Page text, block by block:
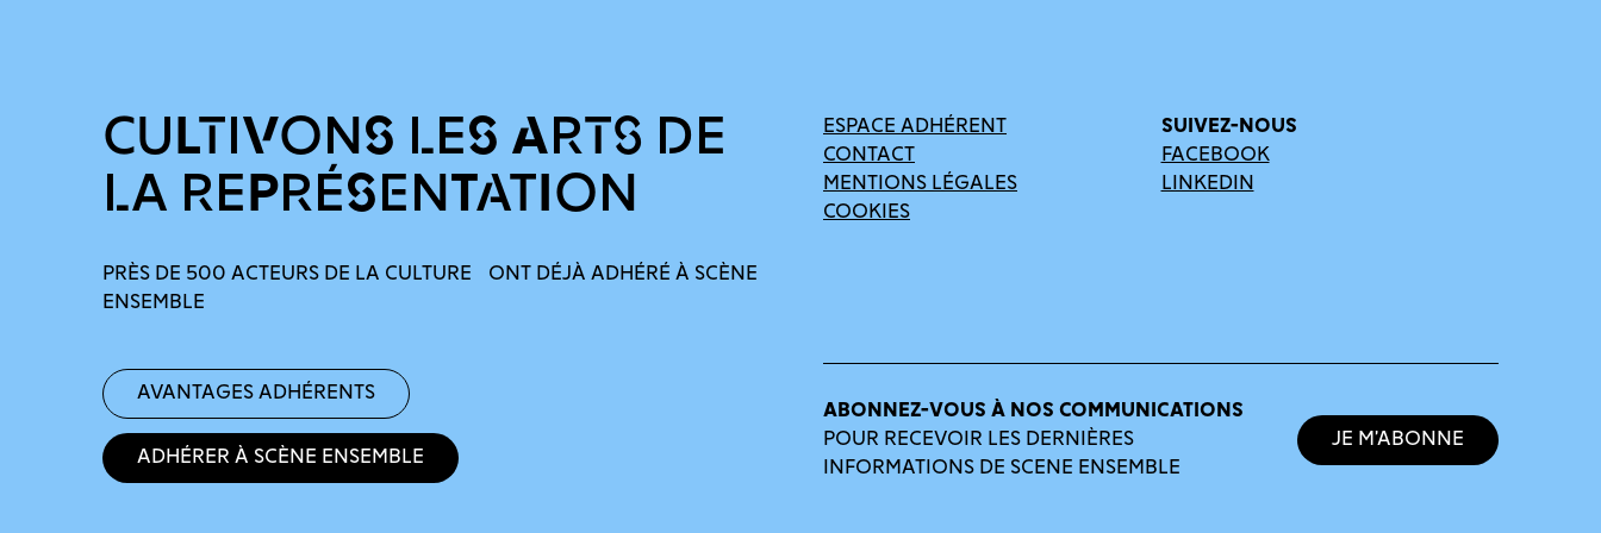
CULTIVONS LES ARTS DE
LA REPRÉSENTATION
PRÈS DE 500 ACTEURS DE LA CULTURE ONT DÉJÀ ADHÉRÉ À SCÈNE
ENSEMBLE
Avantages adhérents
Adhérer à Scène Ensemble
ESPACE ADHÉRENT
CONTACT
MENTIONS LÉGALES
COOKIES
SUIVEZ-NOUS
FACEBOOK
LINKEDIN
ABONNEZ-VOUS À NOS COMMUNICATIONS
POUR RECEVOIR LES DERNIÈRES
INFORMATIONS DE SCENE ENSEMBLE
Je m’abonne